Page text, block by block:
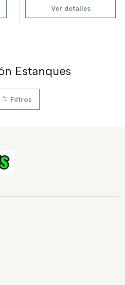
Ver detalles
Estanques
Filtros